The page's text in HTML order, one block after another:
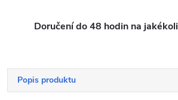
Doručení do 48 hodin na
Popis produktu